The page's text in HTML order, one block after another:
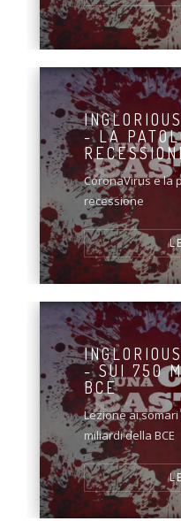
- LA
CoronaVirus e la
recessione
- SUI 750
BCE
Lezione ai
miliardi della BCE